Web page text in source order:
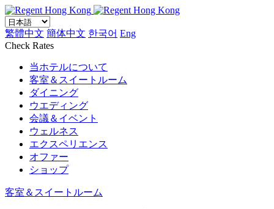
繁體中文 簡体中文 한국어 Eng
Check Rates
当ホテルについて
客室＆スイートルーム
ダイニング
ウエディング
会議＆イベント
ウェルネス
エクスペリエンス
オファー
ショップ
客室＆スイートルーム